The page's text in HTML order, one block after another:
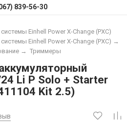
839-56-30
Einhell Power X-Change (PXC)
Einhell Power X-Change (PXC) →
Триммеры
→
Li P Solo + Starter
Kit 2.5)